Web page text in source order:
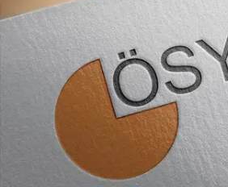
Tokat
Trabzon
Tunceli
Şanlıurfa
Uşak
Van